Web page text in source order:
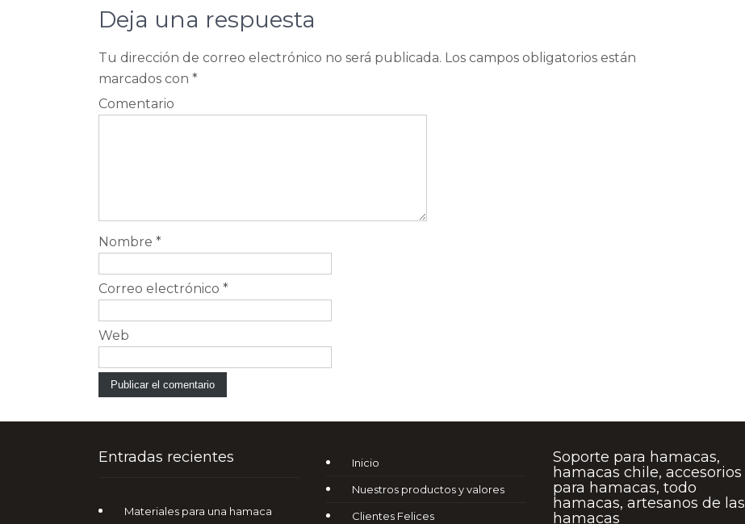
Deja una respuesta
Tu dirección de correo electrónico no será publicada. Los campos obligatorios están
marcados con *
Comentario
Nombre *
Correo electrónico *
Web
Entradas recientes
Materiales para una hamaca
Inicio
Nuestros productos y valores
Clientes Felices
Soporte para hamacas,
hamacas chile, accesorios
para hamacas, todo
hamacas, artesanos de las
hamacas